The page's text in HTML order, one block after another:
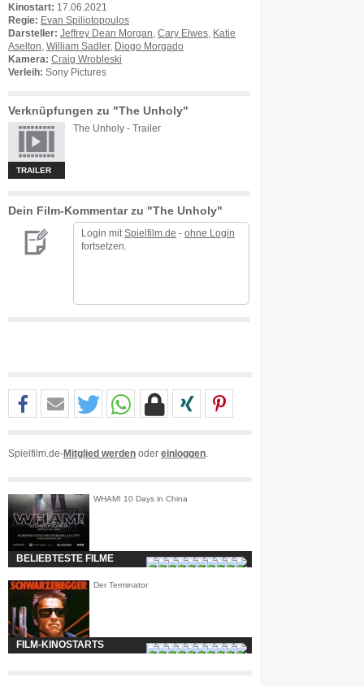
Kinostart: 17.06.2021
Regie: Evan Spiliotopoulos
Darsteller: Jeffrey Dean Morgan Cary Elwes
Katie
Aselton William Sadler, Diogo Morgado
Kamera: Craig Wrobleski
Verleih: Sony Pictures
Verknüpfungen zu "The Unholy"
TRAILER
The Unholy - Trailer
Dein Film-Kommentar zu "The Unholy"
Login mit Spielfilm.de - ohne Login
fortsetzen.
Spielfilm.de-Mitglied werden oder einloggen
WHAM! 10 Days in China
BELIEBTESTE FILME
Der Terminator
FILM-KINOSTARTS